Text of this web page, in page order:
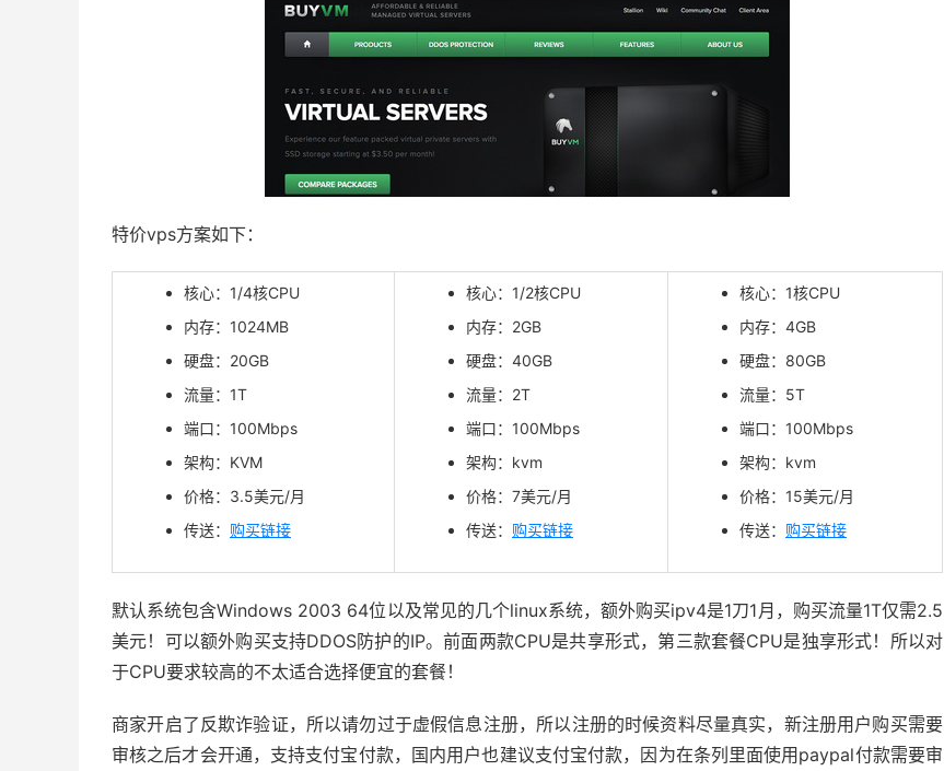
特价vps方案如下：
核心：1/4核CPU
内存：1024MB
硬盘：20GB
流量：1T
端口：100Mbps
架构：KVM
价格：3.5美元/月
传送： 购买链接
核心：1/2核CPU
内存：2GB
硬盘：40GB
流量：2T
端口：100Mbps
架构：kvm
价格：7美元/月
传送： 购买链接
核心：1核CPU
内存：4GB
硬盘：80GB
流量：5T
端口：100Mbps
架构：kvm
价格：15美元/月
传送： 购买链接
默认系统包含Windows 2003 64位以及常见的几个linux系统，额外购买ipv4是1刀1月，购买流量1T仅需2.5
美元！可以额外购买支持DDOS防护的IP。前面两款CPU是共享形式，第三款套餐CPU是独享形式！所以对
于CPU要求较高的不太适合选择便宜的套餐！
商家开启了反欺诈验证，所以请勿过于虚假信息注册，所以注册的时候资料尽量真实，新注册用户购买需要
审核之后才会开通，支持支付宝付款，国内用户也建议支付宝付款，因为在条列里面使用paypal付款需要审